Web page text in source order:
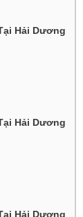
Hải Dương
Hải Dương
Hải Dương